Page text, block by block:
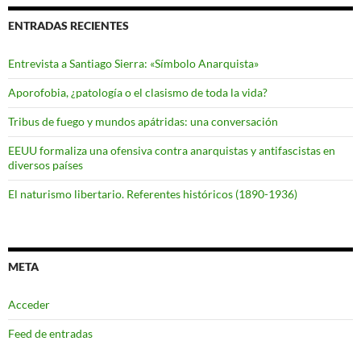
ENTRADAS RECIENTES
Entrevista a Santiago Sierra: «Símbolo Anarquista»
Aporofobia, ¿patología o el clasismo de toda la vida?
Tribus de fuego y mundos apátridas: una conversación
EEUU formaliza una ofensiva contra anarquistas y antifascistas en
diversos países
El naturismo libertario. Referentes históricos (1890-1936)
META
Acceder
Feed de entradas